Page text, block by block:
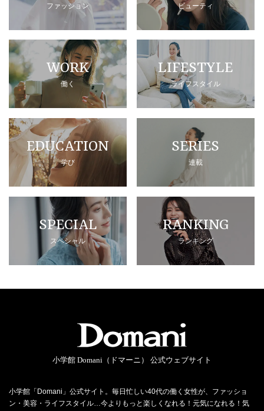
ファッション ビューティ
WORK
働く
LIFESTYLE
ライフスタイル
EDUCATION
学び
SERIES
連載
SPECIAL
スペシャル
RANKING
ランキング
小学館 Domani（ドマーニ） 公式ウェブサイト
小学館「Domani」公式サイト。毎日忙しい40代の働く女性が、ファッショ
ン・美容・ライフスタイル…今よりもっと楽しくなれる！元気になれる！気